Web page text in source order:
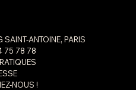
SAINT-ANTOINE, PARIS
75 78 78
NOUS !